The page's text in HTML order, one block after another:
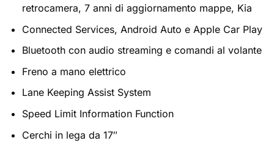
retrocamera, 7 anni di aggiornamento mappe, Kia
Connected Services, Android Auto e Apple Car Play
Bluetooth con audio streaming e comandi al volante
Freno a mano elettrico
Lane Keeping Assist System
Speed Limit Information Function
Cerchi in lega da 17″